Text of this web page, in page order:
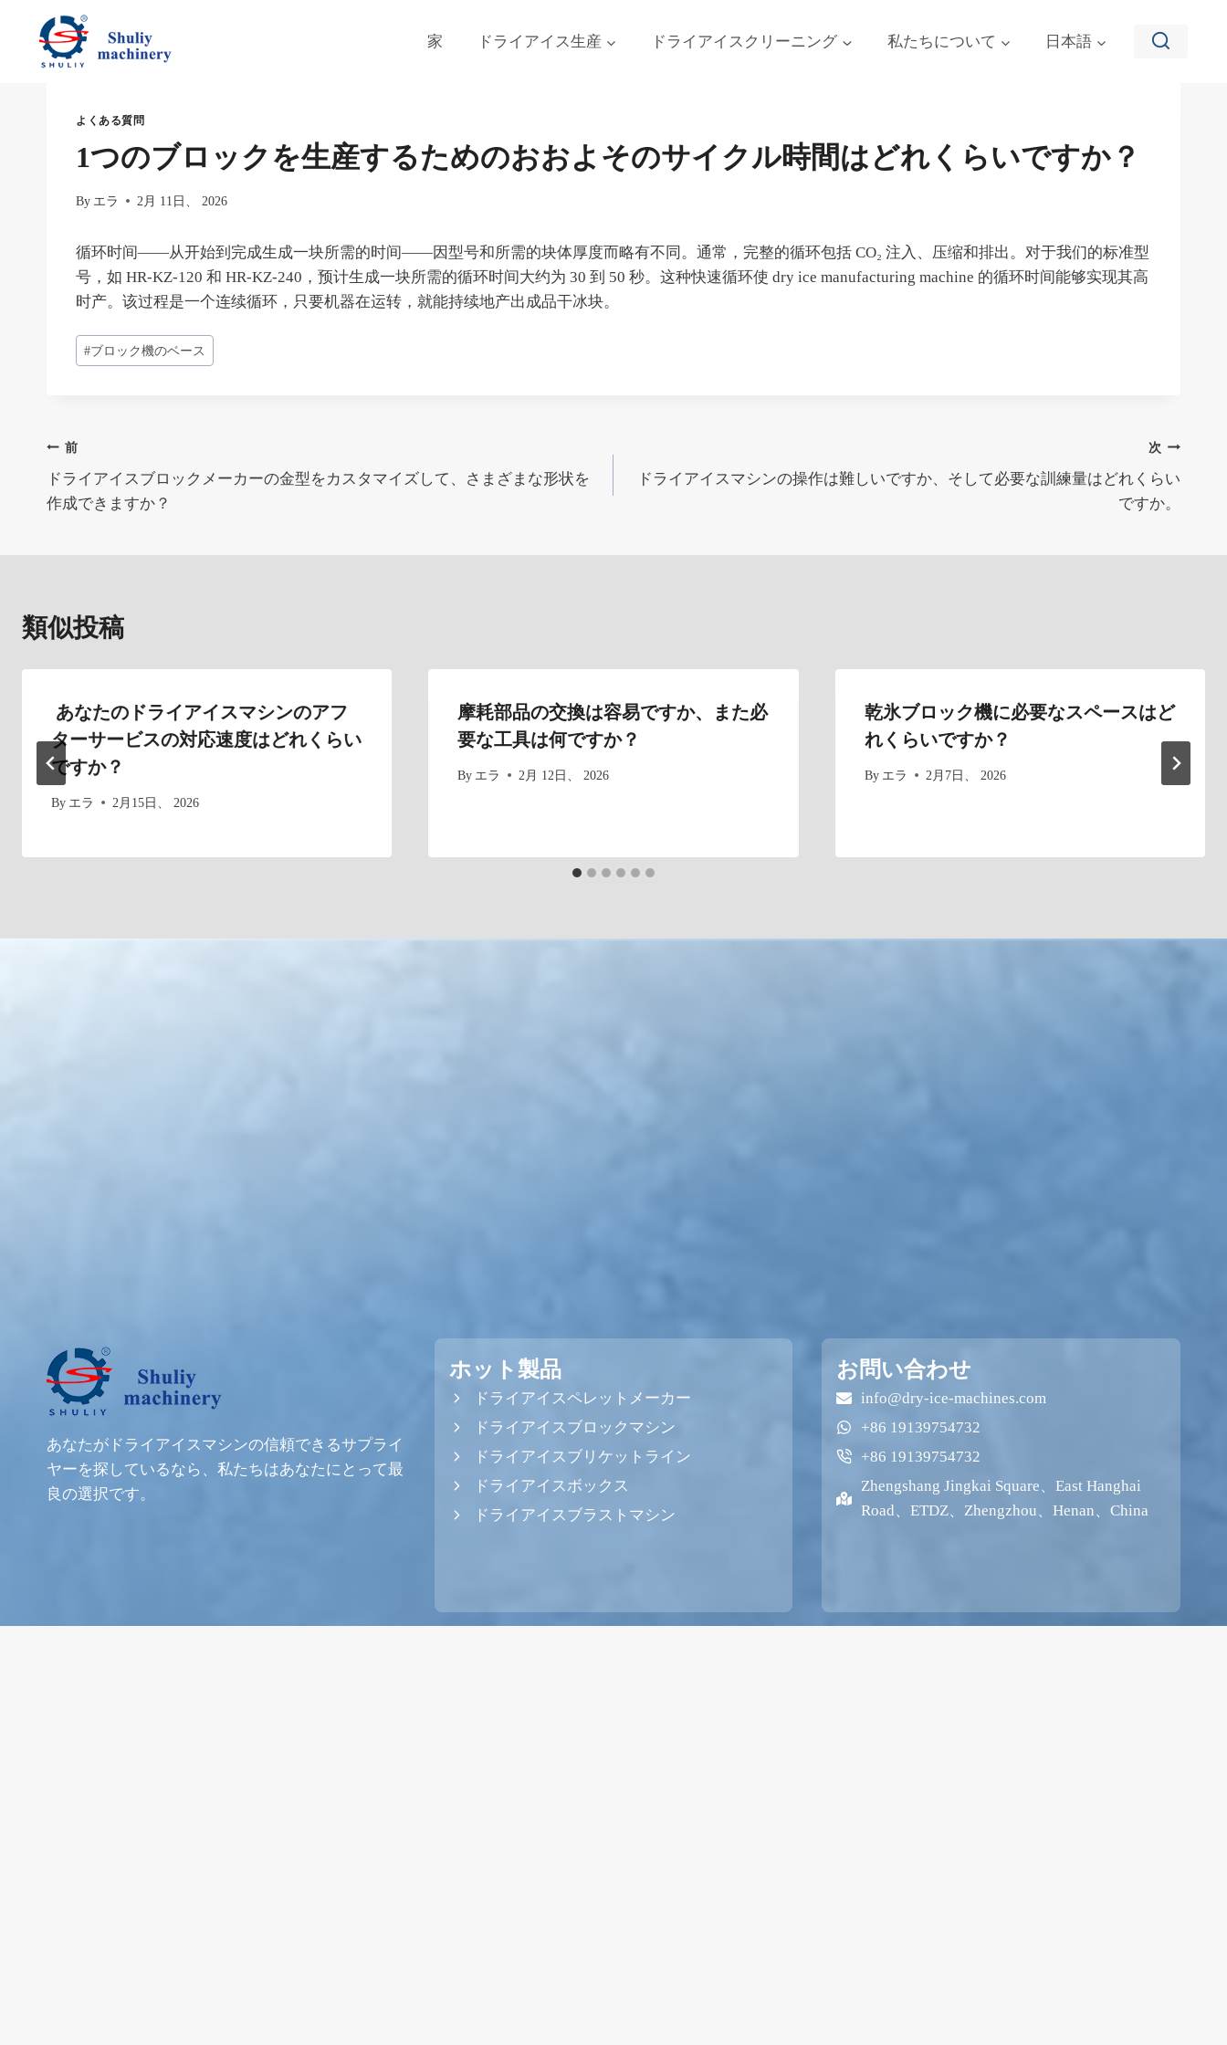
家 ドライアイス生産 ドライアイスクリーニング 私たちについて 日本語
よくある質問
1つのブロックを生産するためのおおよそのサイクル時間はどれくらいですか？
By エラ 2月 11日、 2026
循环时间——从开始到完成生成一块所需的时间——因型号和所需的块体厚度而略有不同。通常，完整的循环包括 CO₂ 注入、压缩和排出。对于我们的标准型
号，如 HR-KZ-120 和 HR-KZ-240，预计生成一块所需的循环时间大约为 30 到 50 秒。这种快速循环使 dry ice manufacturing machine 的循环时间能够实现其高
时产。该过程是一个连续循环，只要机器在运转，就能持续地产出成品干冰块。
投
稿
#ブロック機のベース
投
稿
ー
ョ
ン
前
ドライアイスブロックメーカーの金型をカスタマイズして、さまざまな形状を
作成できますか？
次
ドライアイスマシンの操作は難しいですか、そして必要な訓練量はどれくらい
ですか。
類似投稿
あなたのドライアイスマシンのアフ
ターサービスの対応速度はどれくらい
ですか？
By エラ 2月15日、 2026
摩耗部品の交換は容易ですか、また必
要な工具は何ですか？
By エラ 2月 12日、 2026
乾氷ブロック機に必要なスペースはど
れくらいですか？
By エラ 2月7日、 2026
あなたがドライアイスマシンの信頼できるサプライ
ヤーを探しているなら、私たちはあなたにとって最
良の選択です。
ホット製品
ドライアイスペレットメーカー
ドライアイスブロックマシン
ドライアイスブリケットライン
ドライアイスボックス
ドライアイスブラストマシン
お問い合わせ
info@dry-ice-machines.com
+86 19139754732
+86 19139754732
Zhengshang Jingkai Square、East Hanghai
Road、ETDZ、Zhengzhou、Henan、China